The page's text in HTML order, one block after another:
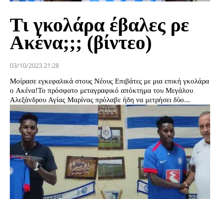
Τι γκολάρα έβαλες ρε
Ακένα;;; (βίντεο)
03/10/2023 21:28
Μοίρασε εγκεφαλικά στους Νέους Επιβάτες με μια επική γκολάρα
ο Ακένα!Το πρόσφατο μεταγραφικό απόκτημα του Μεγάλου
Αλεξάνδρου Αγίας Μαρίνας πρόλαβε ήδη να μετρήσει δύο...